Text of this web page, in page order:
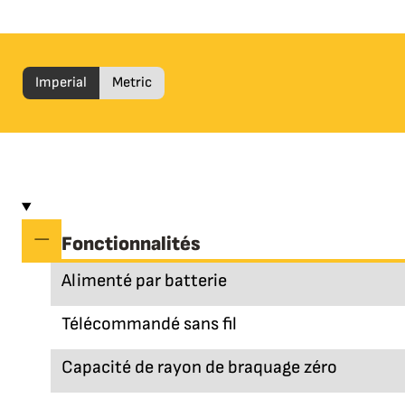
Imperial Metric
Fonctionnalités
Alimenté par batterie
Télécommandé sans fil
Capacité de rayon de braquage zéro